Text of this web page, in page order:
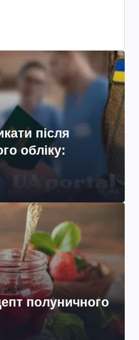
після
обліку:
полуничного